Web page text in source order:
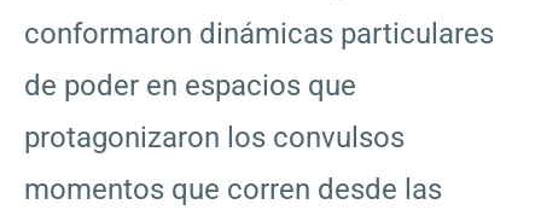
conformaron dinámicas particulares
de poder en espacios que
protagonizaron los convulsos
momentos que corren desde las